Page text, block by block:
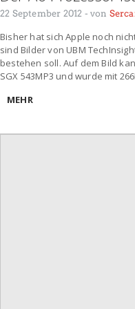
22 September 2012 - von
Bisher hat sich Apple noch
sind Bilder von UBM
bestehen soll. Auf dem Bild
SGX 543MP3 und wurde mit
MEHR